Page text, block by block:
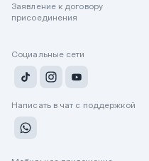
Заявление к договору
присоединения
Социальные сети
Написать в чат с поддержкой